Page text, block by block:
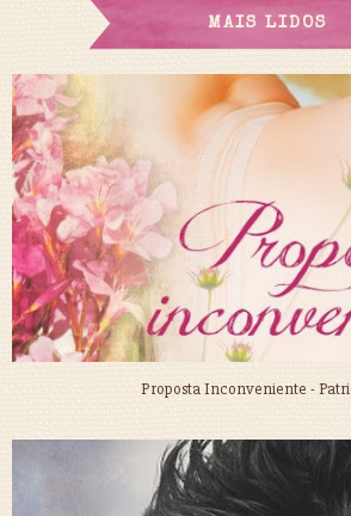
MAIS LIDOS
Proposta Inconveniente -